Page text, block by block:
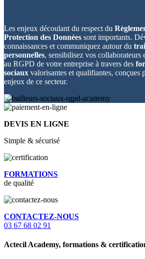
Les enjeux découlant du respect du
Protection des Données sont importants.
connaissances et communiquez autour du
personnelles, sensibilisez vos collaborateurs
au RGPD de votre entreprise à travers des
sociaux valorisantes et qualifiantes, conçues
enjeux de ce secteur.
DEVIS EN LIGNE
Simple & sécurisé
FORMATIONS
de qualité
CONTACTEZ-NOUS
03 67 68 02 91
Actecil Academy, formations &